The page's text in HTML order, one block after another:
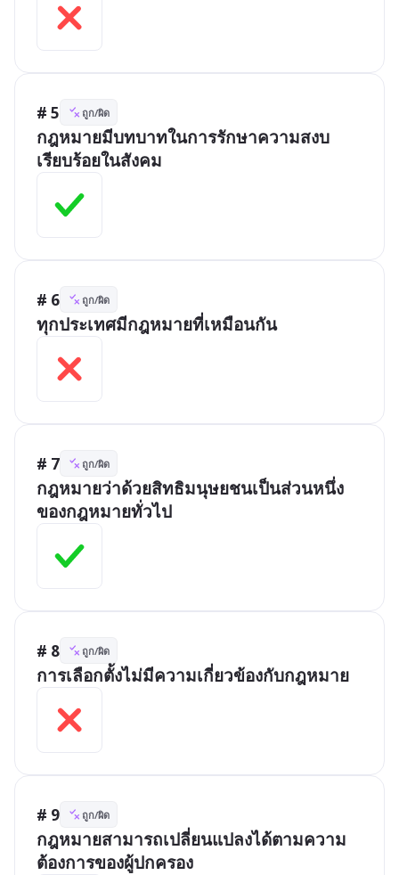
# 5 ถูก/ผิด
กฎหมายมีบทบาทในการรักษาความสงบ
เรียบร้อยในสังคม
# 6 ถูก/ผิด
ทุกประเทศมีกฎหมายที่เหมือนกัน
# 7 ถูก/ผิด
กฎหมายว่าด้วยสิทธิมนุษยชนเป็นส่วนหนึ่ง
ของกฎหมายทั่วไป
# 8 ถูก/ผิด
การเลือกตั้งไม่มีความเกี่ยวข้องกับกฎหมาย
# 9 ถูก/ผิด
กฎหมายสามารถเปลี่ยนแปลงได้ตามความ
ต้องการของผู้ปกครอง